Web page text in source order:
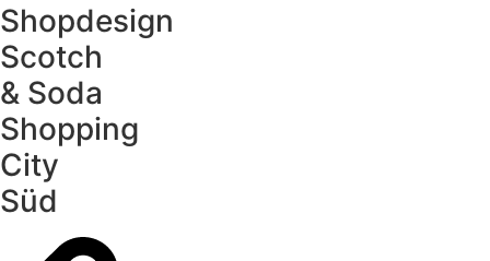
Shopdesign
Scotch
& Soda
Shopping
City
Süd